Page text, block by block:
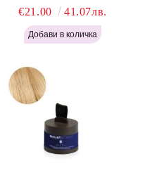
Expert Woman Dark Brown
400 мл
€21.00 41.07лв.